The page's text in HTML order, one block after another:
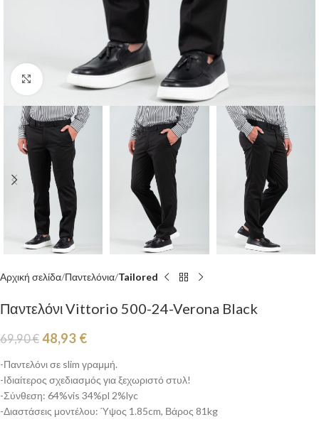
Κλικ για μεγέθυνση
Αρχική σελίδα Παντελόνια Tailored
Παντελόνι Vittorio 500-24-Verona Black
69,90€ 48,93 €
-Παντελόνι σε slim γραμμή.
-Ιδιαίτερος σχεδιασμός για ξεχωριστό στυλ!
-Σύνθεση: 64%vis 34%pl 2%lyc
-Διαστάσεις μοντέλου: Ύψος 1.85cm, Βάρος 81kg